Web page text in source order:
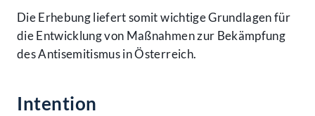
Die Erhebung liefert somit wichtige Grundlagen für
die Entwicklung von Maßnahmen zur Bekämpfung
des Antisemitismus in Österreich.
Intention